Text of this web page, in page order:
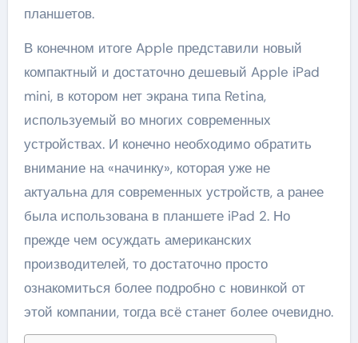
планшетов.
В конечном итоге Apple представили новый
компактный и достаточно дешевый Apple iPad
mini, в котором нет экрана типа Retina,
используемый во многих современных
устройствах. И конечно необходимо обратить
внимание на «начинку», которая уже не
актуальна для современных устройств, а ранее
была использована в планшете iPad 2. Но
прежде чем осуждать американских
производителей, то достаточно просто
ознакомиться более подробно с новинкой от
этой компании, тогда всё станет более очевидно.